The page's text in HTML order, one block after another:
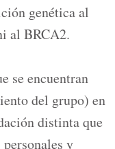
genética al
al BRCA2.
se encuentran
del grupo) en
distinta que
y